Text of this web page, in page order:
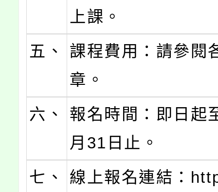
上課。
五、
課程費用：請參閱
章。
六、
報名時間：即日起
月31日止。
七、
線上報名連結：